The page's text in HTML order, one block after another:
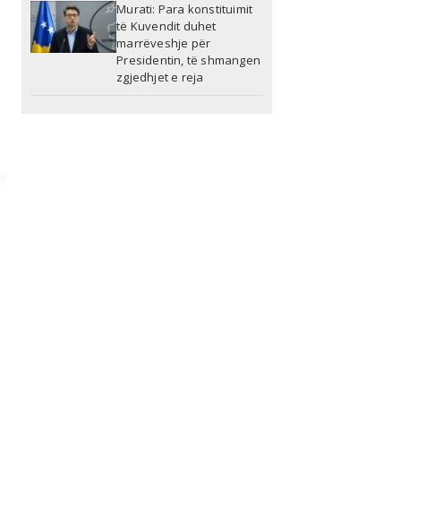
Murati: Para konstituimit
të Kuvendit duhet
marrëveshje për
Presidentin, të shmangen
zgjedhjet e reja